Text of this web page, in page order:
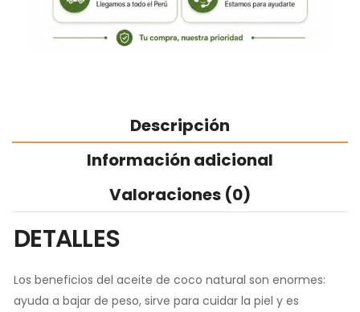
Descripción
Información adicional
Valoraciones (0)
DETALLES
Los beneficios del aceite de coco natural son enormes:
ayuda a bajar de peso, sirve para cuidar la piel y es